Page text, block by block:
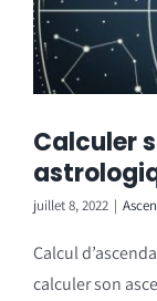
Calculer
juillet 8, 2022 |
Calcul
calculer son